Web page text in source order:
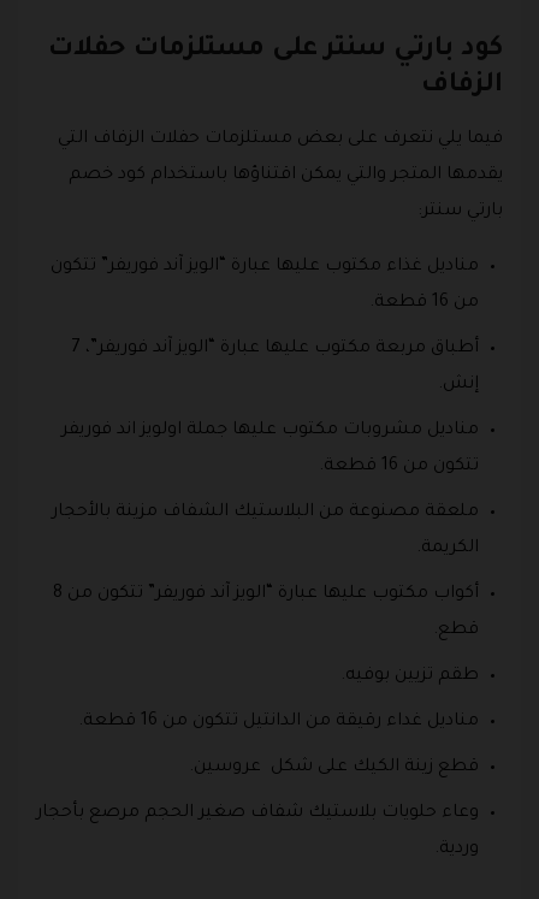
كود بارتي سنتر على مستلزمات حفلات
الزفاف
فيما يلي نتعرف على بعض مستلزمات حفلات الزفاف التي
يقدمها المتجر والتي يمكن اقتناؤها باستخدام كود خصم
بارتي سنتر:
مناديل غذاء مكتوب عليها عبارة “الويز آند فوريفر” تتكون
من 16 قطعة.
أطباق مربعة مكتوب عليها عبارة “الويز آند فوريفر”، 7
إنش.
مناديل مشروبات مكتوب عليها جملة اولويز اند فوريفر
تتكون من 16 قطعة.
ملعقة مصنوعة من البلاستيك الشفاف مزينة بالأحجار
الكريمة.
أكواب مكتوب عليها عبارة “الويز آند فوريفر” تتكون من 8
قطع.
طقم تزيين بوفيه.
مناديل غداء رقيقة من الدانتيل تتكون من 16 قطعة.
قطع زينة الكيك على شكل عروسين.
وعاء حلويات بلاستيك شفاف صغير الحجم مرصع بأحجار
وردية.